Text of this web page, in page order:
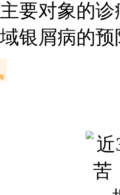
要对象的
银屑病的